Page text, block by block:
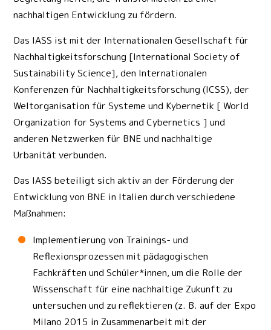
nachhaltigen Entwicklung zu fördern.
Das IASS ist mit der Internationalen Gesellschaft für
Nachhaltigkeitsforschung [International Society of
Sustainability Science], den Internationalen
Konferenzen für Nachhaltigkeitsforschung (ICSS), der
Weltorganisation für Systeme und Kybernetik [ World
Organization for Systems and Cybernetics ] und
anderen Netzwerken für BNE und nachhaltige
Urbanität verbunden.
Das IASS beteiligt sich aktiv an der Förderung der
Entwicklung von BNE in Italien durch verschiedene
Maßnahmen:
Implementierung von Trainings- und
Reflexionsprozessen mit pädagogischen
Fachkräften und Schüler*innen, um die Rolle der
Wissenschaft für eine nachhaltige Zukunft zu
untersuchen und zu reflektieren (z. B. auf der Expo
Milano 2015 in Zusammenarbeit mit der